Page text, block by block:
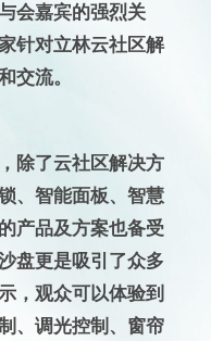
会嘉宾的强烈关
针对立林云社区解
交流。
除了云社区解决方
、智能面板、智慧
产品及方案也备受
盘更是吸引了众多
，观众可以体验到
、调光控制、窗帘